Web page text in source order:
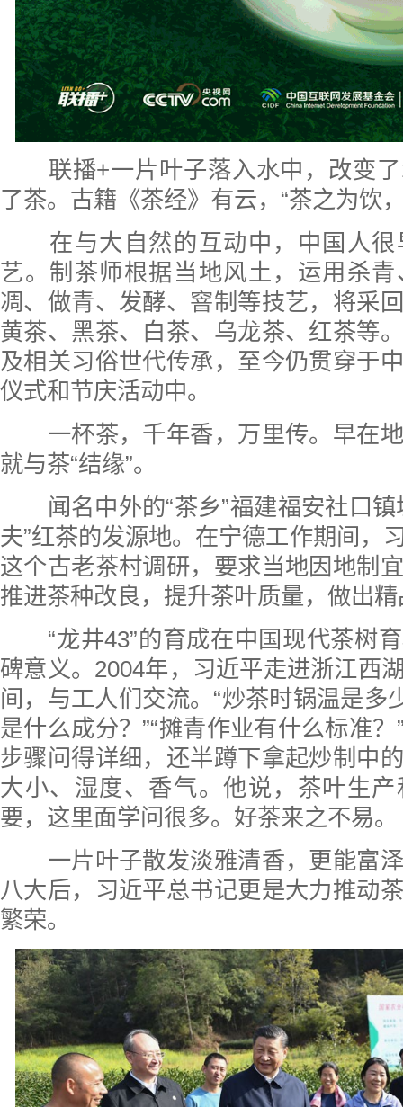
联播+一片叶子落入水中，改变
了茶。古籍《茶经》有云，“茶之为饮
在与大自然的互动中，中国人很
艺。制茶师根据当地风土，运用杀
凋、做青、发酵、窨制等技艺，将采
黄茶、黑茶、白茶、乌龙茶、红茶等
及相关习俗世代传承，至今仍贯穿于
仪式和节庆活动中。
一杯茶，千年香，万里传。早在地
就与茶“结缘”。
闻名中外的“茶乡”福建福安社口镇
夫”红茶的发源地。在宁德工作期间，
这个古老茶村调研，要求当地因地制
推进茶种改良，提升茶叶质量，做出
“龙井43”的育成在中国现代茶树
碑意义。2004年，习近平走进浙江西
间，与工人们交流。“炒茶时锅温是多
是什么成分？”“摊青作业有什么标准
步骤问得详细，还半蹲下拿起炒制中
大小、湿度、香气。他说，茶叶生
要，这里面学问很多。好茶来之不易。
一片叶子散发淡雅清香，更能富泽
八大后，习近平总书记更是大力推动
繁荣。